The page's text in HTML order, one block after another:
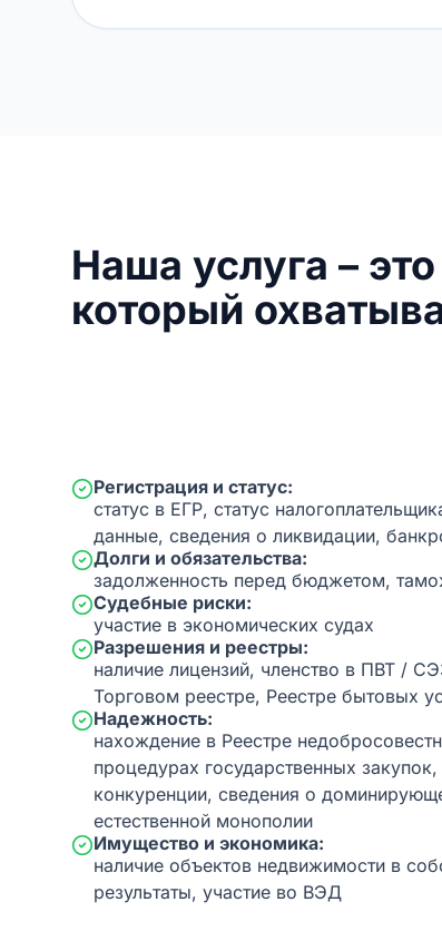
Наша услуга – это
который
Регистрация и статус:
статус в ЕГР, статус
данные, сведения о ликвидации,
Долги и обязательства:
задолженность перед бюджетом,
Судебные риски:
участие в экономических судах
Разрешения и реестры:
наличие лицензий, членство в ПВТ /
Торговом реестре, Реестре бытовых
Надежность:
нахождение в Реестре
процедурах государственных
конкуренции, сведения о
естественной монополии
Имущество и экономика:
наличие объектов недвижимости в
результаты, участие во ВЭД